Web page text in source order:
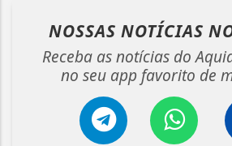
NOSSAS NOTÍCIAS
Receba as notícias do
no seu app favorito de